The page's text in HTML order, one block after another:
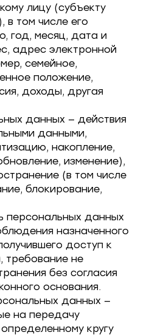
лицу (субъекту
в том числе его
год, месяц, дата и
адрес электронной
семейное,
положение,
доходы, другая
данных — действия
данными,
накопление,
изменение),
(в том числе
блокирование,
персональных данных
назначенного
доступ к
требование не
без согласия
основания.
данных —
на передачу
кругу